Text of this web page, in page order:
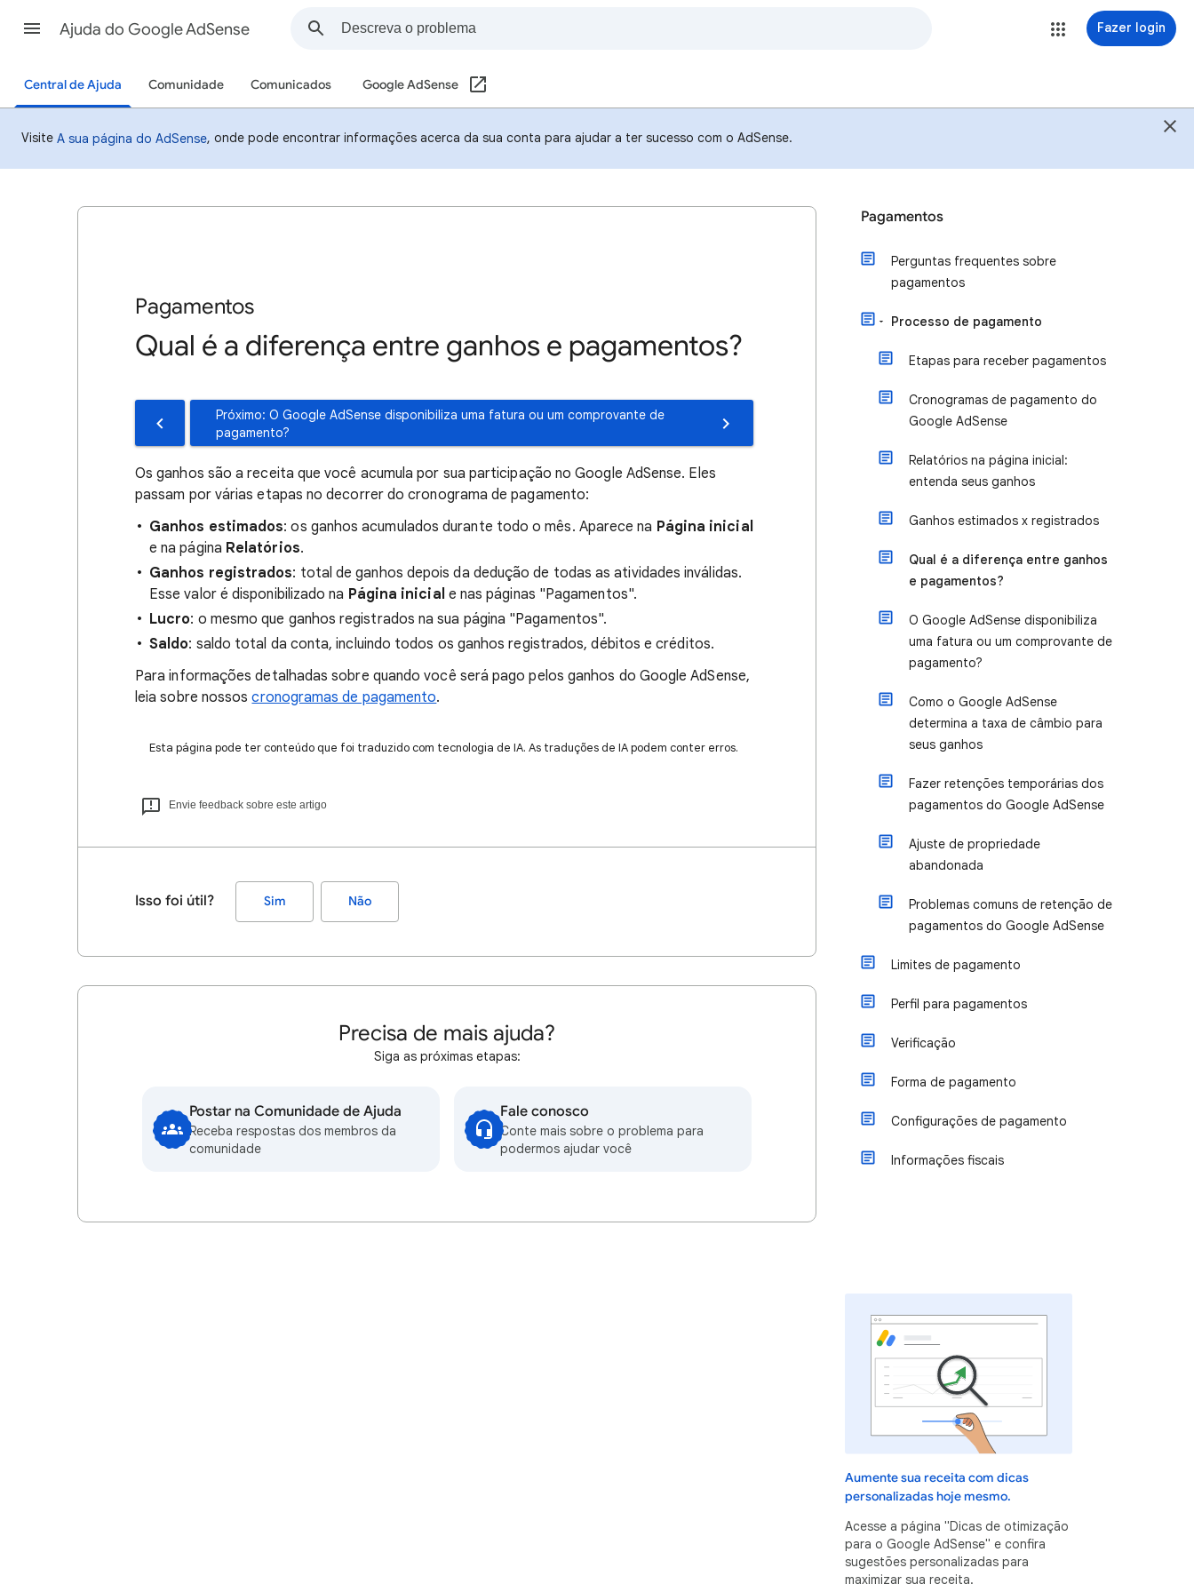
Ajuda do Google AdSense Fazer login
Central de Ajuda Comunidade Comunicados Google AdSense
Visite A sua página do AdSense, onde pode encontrar informações acerca da sua conta para ajudar a ter sucesso com o AdSense.
Pagamentos
Qual é a diferença entre ganhos e pagamentos?
Próximo: O Google AdSense disponibiliza uma fatura ou um comprovante de
pagamento?
Os ganhos são a receita que você acumula por sua participação no Google AdSense. Eles
passam por várias etapas no decorrer do cronograma de pagamento:
Ganhos estimados: os ganhos acumulados durante todo o mês. Aparece na Página inicial
e na página Relatórios.
Ganhos registrados: total de ganhos depois da dedução de todas as atividades inválidas.
Esse valor é disponibilizado na Página inicial e nas páginas "Pagamentos".
Lucro: o mesmo que ganhos registrados na sua página "Pagamentos".
Saldo: saldo total da conta, incluindo todos os ganhos registrados, débitos e créditos.
Para informações detalhadas sobre quando você será pago pelos ganhos do Google AdSense,
leia sobre nossoscronogramas de pagamento.
Esta página pode ter conteúdo que foi traduzido com tecnologia de IA. As traduções de IA podem conter erros.
Envie feedback sobre este artigo
Isso foi útil? Sim Não
Precisa de mais ajuda?
Siga as próximas etapas:
Postar na Comunidade de Ajuda
Receba respostas dos membros da
comunidade
Fale conosco
Conte mais sobre o problema para
podermos ajudar você
Pagamentos
Perguntas frequentes sobre
pagamentos
Processo de pagamento
Etapas para receber pagamentos
Cronogramas de pagamento do
Google AdSense
Relatórios na página inicial:
entenda seus ganhos
Ganhos estimados x registrados
Qual é a diferença entre ganhos
e pagamentos?
O Google AdSense disponibiliza
uma fatura ou um comprovante de
pagamento?
Como o Google AdSense
determina a taxa de câmbio para
seus ganhos
Fazer retenções temporárias dos
pagamentos do Google AdSense
Ajuste de propriedade
abandonada
Problemas comuns de retenção de
pagamentos do Google AdSense
Limites de pagamento
Perfil para pagamentos
Verificação
Forma de pagamento
Configurações de pagamento
Informações fiscais
Aumente sua receita com dicas
personalizadas hoje mesmo.
Acesse a página "Dicas de otimização
para o Google AdSense" e confira
sugestões personalizadas para
maximizar sua receita.